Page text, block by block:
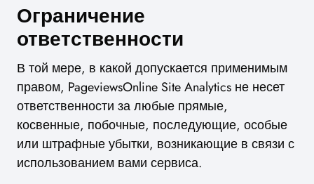
Ограничение
ответственности
В той мере, в какой допускается применимым
правом, PageviewsOnline Site Analytics не несет
ответственности за любые прямые,
косвенные, побочные, последующие, особые
или штрафные убытки, возникающие в связи с
использованием вами сервиса.